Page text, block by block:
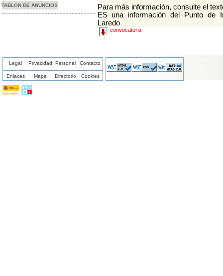
TABLON DE ANUNCIOS
Para más información, consulte el
ES una información del Punto de
Laredo
convocatoria
Legal Privacidad Personal Contacto
Enlaces Mapa Directorio Cookies